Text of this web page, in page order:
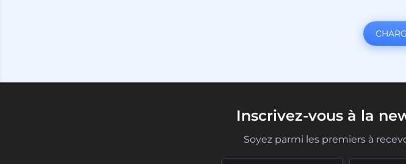
Inscrivez-vous à la
Soyez parmi les premiers à